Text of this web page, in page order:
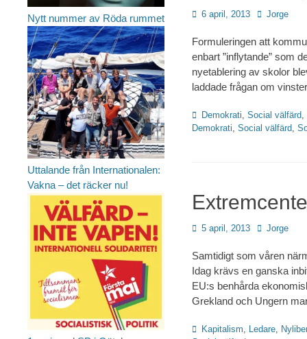
Publicerad
6 april, 2013 Författare
Jorge
Formuleringen att
enbart ”inflytande” som
nyetablering av skolor
laddade frågan om
Kategorier
Demokrati Social välfärd
Demokrati Social välfärd
Publicerad
5 april, 2013 Författare
Jorge
Samtidigt som våren
Idag krävs en ganska
EU:s benhårda
Grekland och Ungern
Kategorier
Kapitalism Ledare
Nytt nummer av Röda rummet
Uttalande från Internationalen:
Vakna – det räcker nu!